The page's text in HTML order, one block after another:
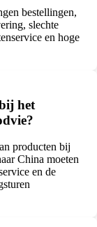
bestellingen,
slechte
en hoge
het
producten bij
China moeten
en de